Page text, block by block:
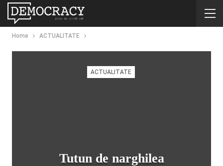
Home ACTUALITATE
ACTUALITATE
Tutun de narghilea